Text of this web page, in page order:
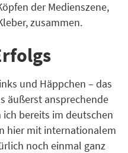
der Medienszene,
zusammen.
und Häppchen – das
äußerst ansprechende
bereits im deutschen
hier mit internationalem
noch einmal ganz